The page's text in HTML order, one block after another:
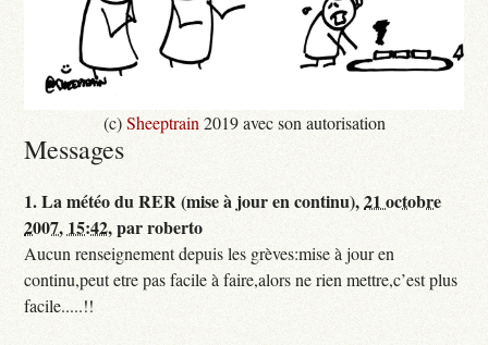
(c)Sheeptrain 2019 avec son autorisation
Messages
1.La météo du RER (mise à jour en continu),21 octobre
2007, 15:42,parroberto
Aucun renseignement depuis les grèves:mise à jour en
continu,peut etre pas facile à faire,alors ne rien mettre,c’est plus
facile.....!!